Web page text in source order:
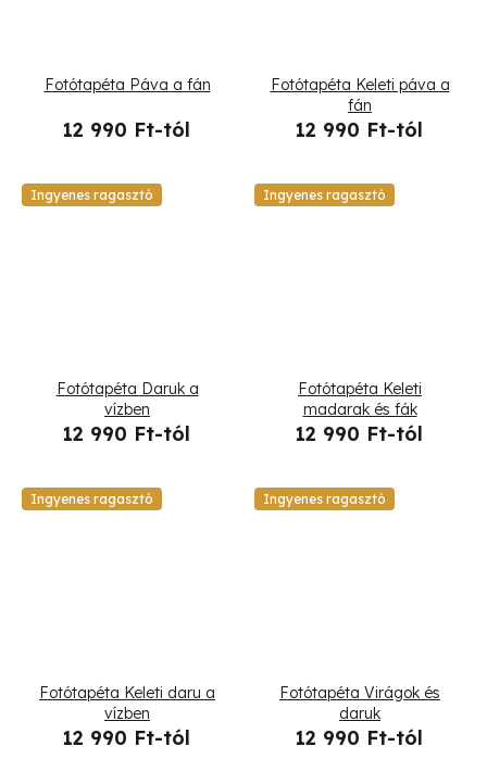
Fotótapéta Páva a fán
12 990 Ft-tól
Fotótapéta Keleti páva a
fán
12 990 Ft-tól
Ingyenes ragasztó
Fotótapéta Daruk a
vízben
12 990 Ft-tól
Ingyenes ragasztó
Fotótapéta Keleti
madarak és fák
12 990 Ft-tól
Ingyenes ragasztó
Fotótapéta Keleti daru a
vízben
12 990 Ft-tól
Ingyenes ragasztó
Fotótapéta Virágok és
daruk
12 990 Ft-tól